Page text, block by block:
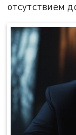
отсутствием